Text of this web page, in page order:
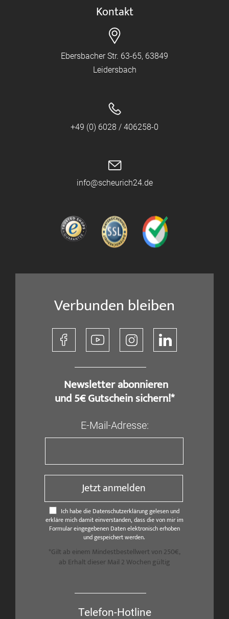
Kontakt
Ebersbacher Str. 63-65, 63849
Leidersbach
+49 (0) 6028 / 406258-0
info@scheurich24.de
Verbunden bleiben
​ Newsletter abonnieren
und 5€ Gutschein sichern!*
E-Mail-Adresse:
Jetzt anmelden
Ich habe die Datenschutzerklärung gelesen und
erkläre mich damit einverstanden, dass die von mir im
Formular eingegebenen Daten elektronisch erhoben
und gespeichert werden.
*Gilt ab einem Mindestbestellwert von 250€,
ab Erhalt dieser Mail 2 Wochen gültig
Telefon-Hotline